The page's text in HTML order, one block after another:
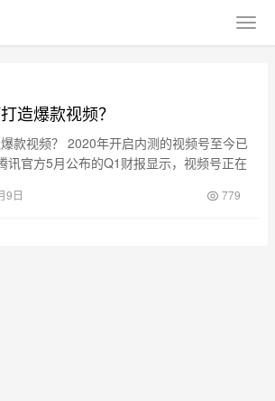
造爆款视频？
款视频？ 2020年开启内测的视频号至今已
讯官方5月公布的Q1财报显示，视频号正在
9日 779